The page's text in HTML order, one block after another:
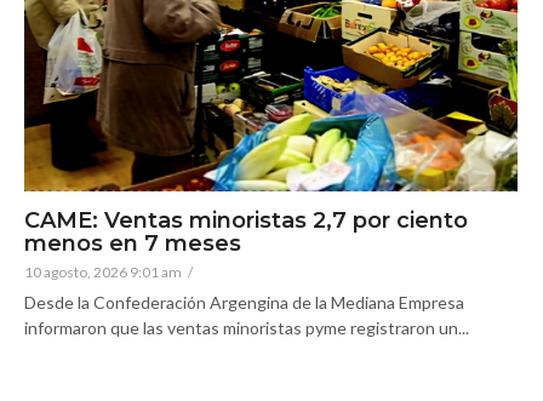
CAME: Ventas minoristas 2,7 por ciento
menos en 7 meses
10 agosto, 2026 9:01 am /
Desde la Confederación Argengina de la Mediana Empresa
informaron que las ventas minoristas pyme registraron un...